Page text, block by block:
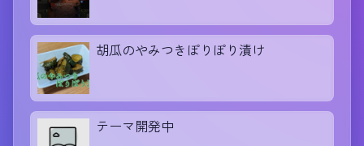
胡瓜のやみつきぽりぽり漬け
テーマ開発中